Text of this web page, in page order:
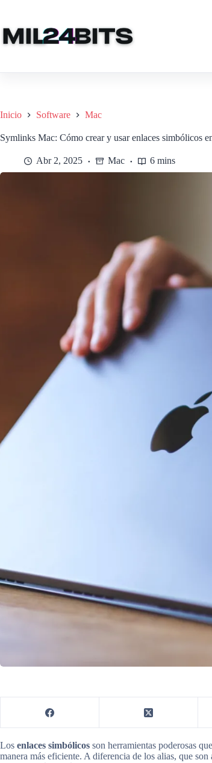
contenido
Inicio Software Mac
Symlinks Mac: Cómo crear y usar enlaces simbólicos
Abr 2, 2025 Mac 6 mins
Los enlaces simbólicos son herramientas poderosas
manera más eficiente. A diferencia de los alias, que